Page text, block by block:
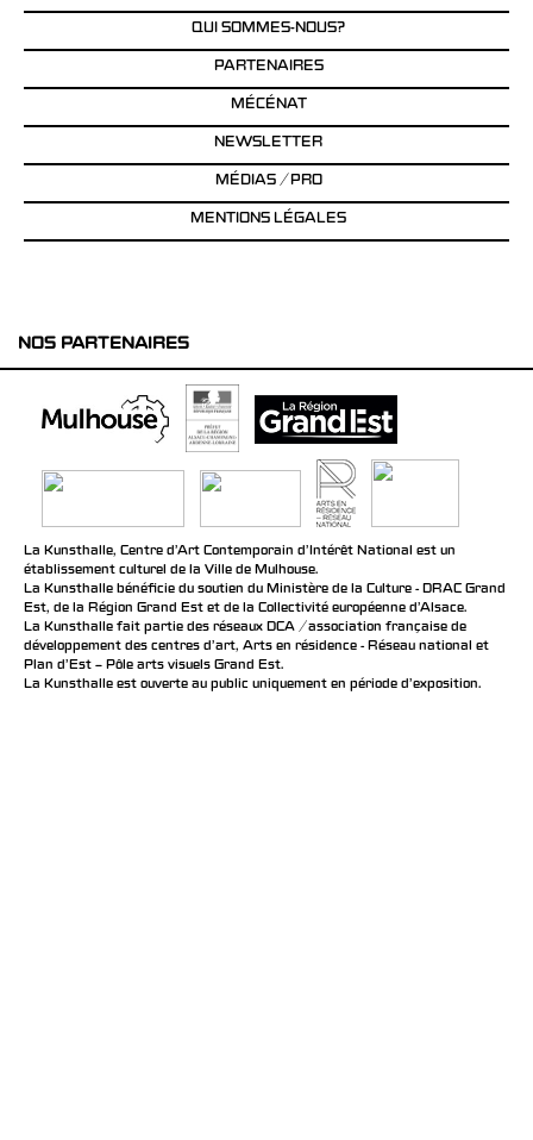
QUI SOMMES-NOUS?
PARTENAIRES
MÉCÉNAT
NEWSLETTER
MÉDIAS / PRO
MENTIONS LÉGALES
NOS PARTENAIRES
La Kunsthalle, Centre d’Art Contemporain d’Intérêt National est un
établissement culturel de la Ville de Mulhouse.
La Kunsthalle bénéficie du soutien du Ministère de la Culture - DRAC Grand
Est, de la Région Grand Est et de la Collectivité européenne d’Alsace.
La Kunsthalle fait partie des réseaux DCA / association française de
développement des centres d'art, Arts en résidence - Réseau national et
Plan d’Est – Pôle arts visuels Grand Est.
La Kunsthalle est ouverte au public uniquement en période d'exposition.